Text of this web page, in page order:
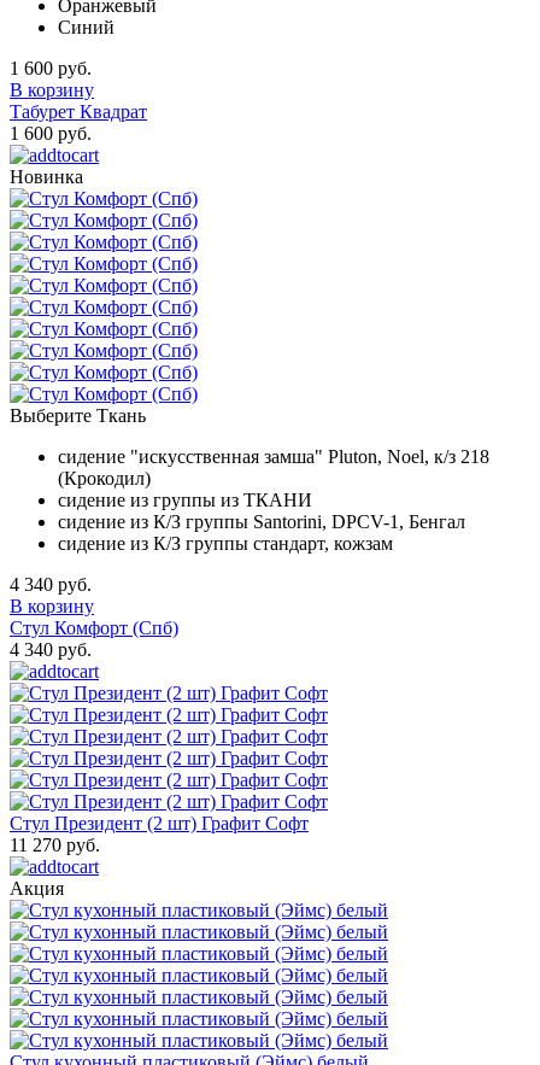
Оранжевый
Синий
1 600 руб.
В корзину
Табурет Квадрат
1 600 руб.
Новинка
Выберите Ткань
сидение "искусственная замша" Pluton, Noel, к/з 218
(Крокодил)
сидение из группы из ТКАНИ
сидение из К/З группы Santorini, DPCV-1, Бенгал
сидение из К/З группы стандарт, кожзам
4 340 руб.
В корзину
Стул Комфорт (Спб)
4 340 руб.
Стул Президент (2 шт) Графит Софт
11 270 руб.
Акция